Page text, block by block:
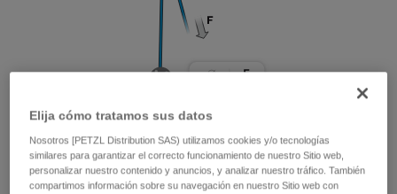
Elija cómo tratamos sus datos
Nosotros [PETZL Distribution SAS) utilizamos cookies y/o tecnologías
similares para garantizar el correcto funcionamiento de nuestro Sitio web,
personalizar nuestro contenido y anuncios, y analizar nuestro tráfico. También
compartimos información sobre su navegación en nuestro Sitio web con